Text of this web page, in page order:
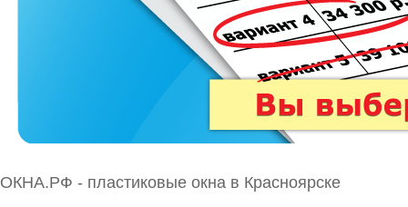
ОКНА.РФ - пластиковые окна в Красноярске